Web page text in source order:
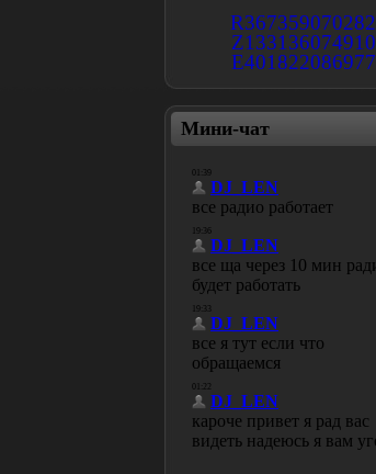
R367359070282
Z133136074910
E401822086977
Мини-чат